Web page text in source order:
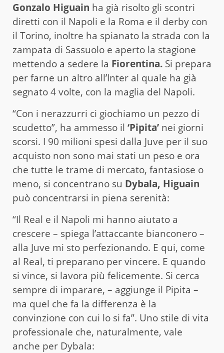
Gonzalo Higuain ha già risolto gli scontri
diretti con il Napoli e la Roma e il derby con
il Torino, inoltre ha spianato la strada con la
zampata di Sassuolo e aperto la stagione
mettendo a sedere la Fiorentina. Si prepara
per farne un altro all’Inter al quale ha già
segnato 4 volte, con la maglia del Napoli.
“Con i nerazzurri ci giochiamo un pezzo di
scudetto”, ha ammesso il ‘Pipita’ nei giorni
scorsi. I 90 milioni spesi dalla Juve per il suo
acquisto non sono mai stati un peso e ora
che tutte le trame di mercato, fantasiose o
meno, si concentrano su Dybala, Higuain
può concentrarsi in piena serenità:
“Il Real e il Napoli mi hanno aiutato a
crescere – spiega l’attaccante bianconero –
alla Juve mi sto perfezionando. E qui, come
al Real, ti preparano per vincere. E quando
si vince, si lavora più felicemente. Si cerca
sempre di imparare, – aggiunge il Pipita –
ma quel che fa la differenza è la
convinzione con cui lo si fa”. Uno stile di vita
professionale che, naturalmente, vale
anche per Dybala: